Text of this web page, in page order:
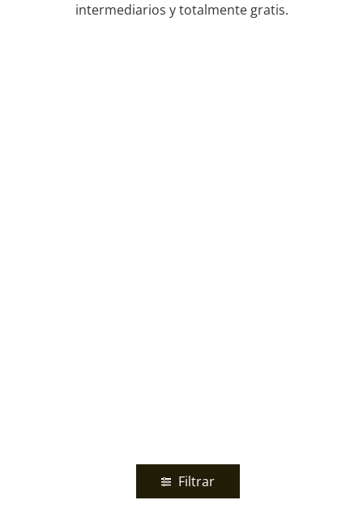
intermediarios y totalmente gratis.
Filtrar